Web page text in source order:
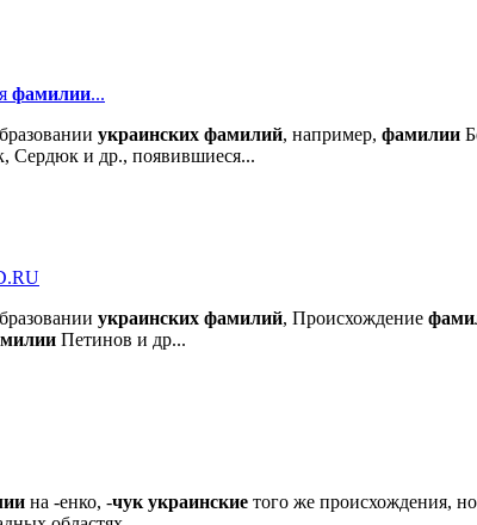
фамилии...
украинских фамилий, например, фамилии
Сердюк и др., появившиеся...
украинских фамилий, Происхождение
Петинов и др...
на -енко, -чук украинские того же происхождения,